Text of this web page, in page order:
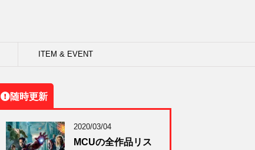
ITEM & EVENT
随時更新
2020/03/04
MCUの全作品リス